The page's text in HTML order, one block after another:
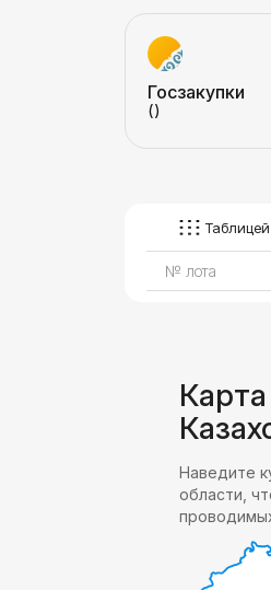
Госзакупки
()
Таблицей
№ лота
Наведите
области,